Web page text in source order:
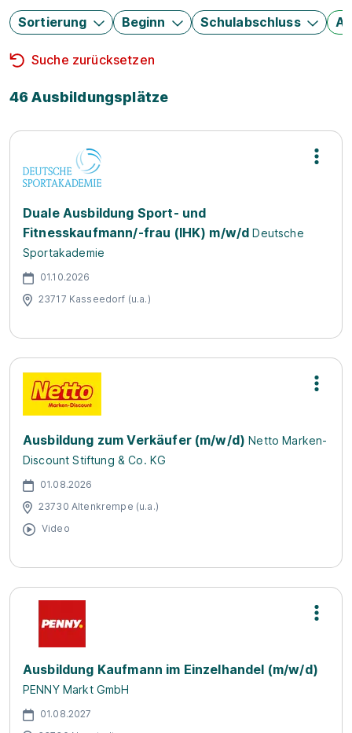
Sortierung Beginn Schulabschluss
Suche zurücksetzen
46 Ausbildungsplätze
Duale Ausbildung Sport- und
Fitnesskaufmann/-frau (IHK) m/w/d Deutsche
Sportakademie
01.10.2026
23717 Kasseedorf (u.a.)
Ausbildung zum Verkäufer (m/w/d) Netto Marken-
Discount Stiftung & Co. KG
01.08.2026
23730 Altenkrempe (u.a.)
Video
Ausbildung Kaufmann im Einzelhandel (m/w/d)
PENNY Markt GmbH
01.08.2027